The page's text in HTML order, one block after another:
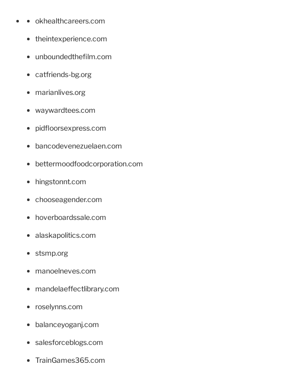
okhealthcareers.com
theintexperience.com
unboundedthefilm.com
catfriends-bg.org
marianlives.org
waywardtees.com
pidfloorsexpress.com
bancodevenezuelaen.com
bettermoodfoodcorporation.com
hingstonnt.com
chooseagender.com
hoverboardssale.com
alaskapolitics.com
stsmp.org
manoelneves.com
mandelaeffectlibrary.com
roselynns.com
balanceyoganj.com
salesforceblogs.com
TrainGames365.com